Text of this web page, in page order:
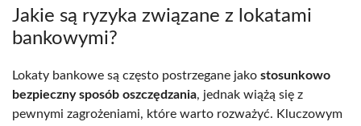
Jakie są ryzyka związane z lokatami
bankowymi?
Lokaty bankowe są często postrzegane jako stosunkowo
bezpieczny sposób oszczędzania, jednak wiążą się z
pewnymi zagrożeniami, które warto rozważyć. Kluczowym